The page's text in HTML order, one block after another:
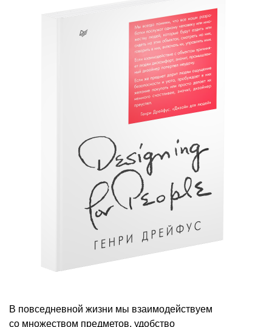
В повседневной жизни мы взаимодействуем
со множеством предметов, удобство